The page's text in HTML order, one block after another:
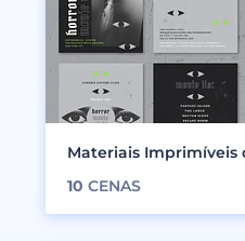
Materiais Imprimíveis
10 CENAS